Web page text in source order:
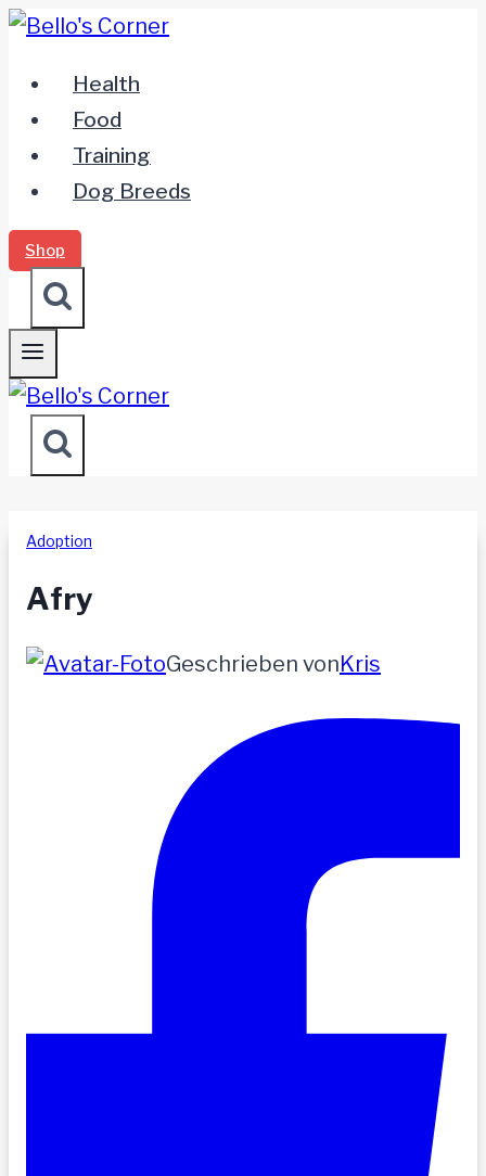
Zum
springenHealth
Food
Training
Dog Breeds
Shop
Adoption
Afry
Geschrieben vonKris